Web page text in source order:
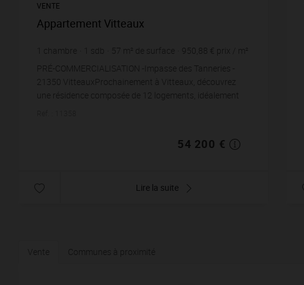
VENTE
Appartement Vitteaux
chambre sdb 57 m² de surface 950,88 € prix / m²
PRÉ-COMMERCIALISATION -Impasse des Tanneries -
21350 VitteauxProchainement à Vitteaux, découvrez
une résidence composée de 12 logements, idéalement
54 200 €
Lire la suite
Vente Communes à proximité